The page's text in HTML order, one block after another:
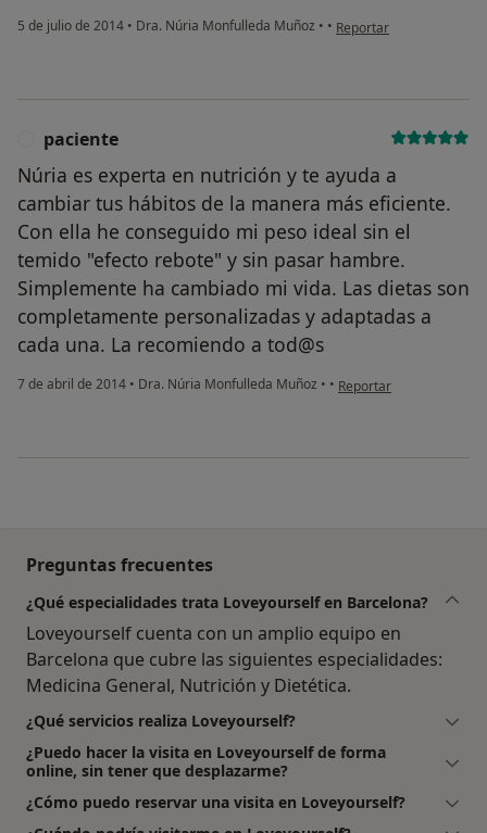
5 de julio de 2014 • Dra. Núria Monfulleda Muñoz • • en opinión del usuario
Reportar
paciente
Núria es experta en nutrición y te ayuda a
cambiar tus hábitos de la manera más eficiente.
Con ella he conseguido mi peso ideal sin el
temido "efecto rebote" y sin pasar hambre.
Simplemente ha cambiado mi vida. Las dietas son
completamente personalizadas y adaptadas a
cada una. La recomiendo a tod@s
7 de abril de 2014 • Dra. Núria Monfulleda Muñoz • • en opinión del usuario
Reportar
Preguntas frecuentes
¿Qué especialidades trata Loveyourself en Barcelona?
Loveyourself cuenta con un amplio equipo en
Barcelona que cubre las siguientes especialidades:
Medicina General, Nutrición y Dietética.
¿Qué servicios realiza Loveyourself?
¿Puedo hacer la visita en Loveyourself de forma
online, sin tener que desplazarme?
¿Cómo puedo reservar una visita en Loveyourself?